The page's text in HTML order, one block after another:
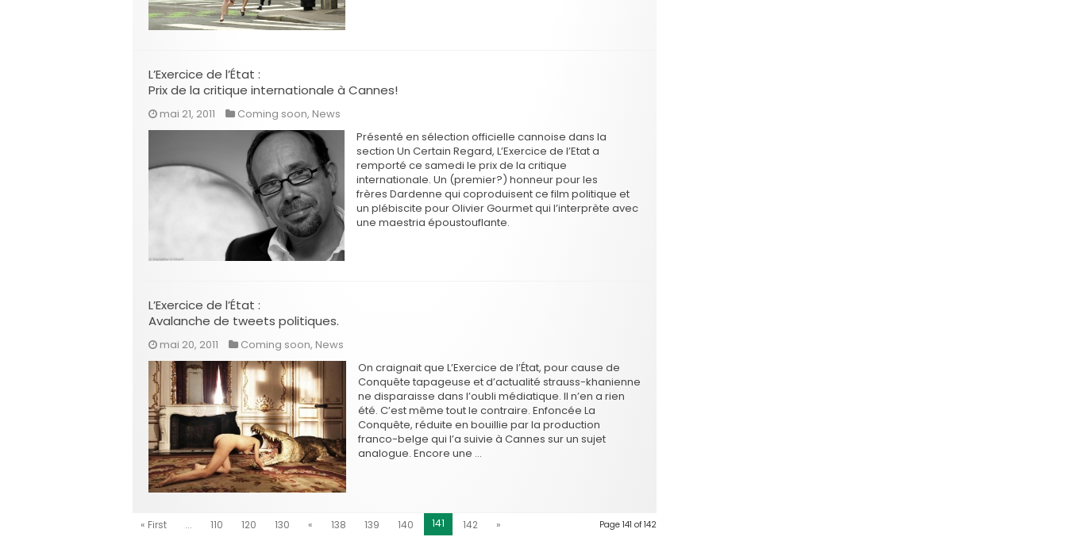
L’Exercice de l’État :
Prix de la critique internationale à Cannes!
mai 21, 2011 Coming soon, News
Présenté en sélection officielle cannoise dans la
section Un Certain Regard, L’Exercice de l’Etat a
remporté ce samedi le prix de la critique
internationale. Un (premier?) honneur pour les
frères Dardenne qui coproduisent ce film politique et
un plébiscite pour Olivier Gourmet qui l’interprète avec
une maestria époustouflante.
L’Exercice de l’État :
Avalanche de tweets politiques.
mai 20, 2011 Coming soon, News
On craignait que L’Exercice de l’État, pour cause de
Conquête tapageuse et d’actualité strauss-khanienne
ne disparaisse dans l’oubli médiatique. Il n’en a rien
été. C’est même tout le contraire. Enfoncée La
Conquête, réduite en bouillie par la production
franco-belge qui l’a suivie à Cannes sur un sujet
analogue. Encore une …
Page 141 of 142
« First ... 110 120 130 « 138 139 140 141 142 »